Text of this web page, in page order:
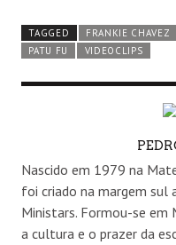
TAGGED FRANKIE CHAVEZ
PATU FU
VIDEOCLIPS
Nascido em 1979 na
foi criado na margem sul
Ministars. Formou-se em
a cultura e o prazer da